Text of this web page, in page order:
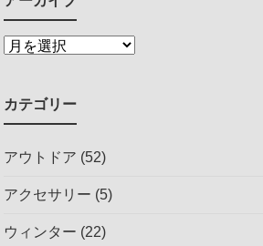
カテゴリー
アウトドア (52)
アクセサリー (5)
ウィンター (22)